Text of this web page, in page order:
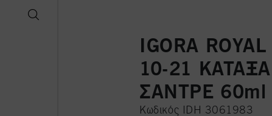
IGORA
10-21
ΣΑΝΤΡΕ 60ml
Κωδικός IDH 3061983